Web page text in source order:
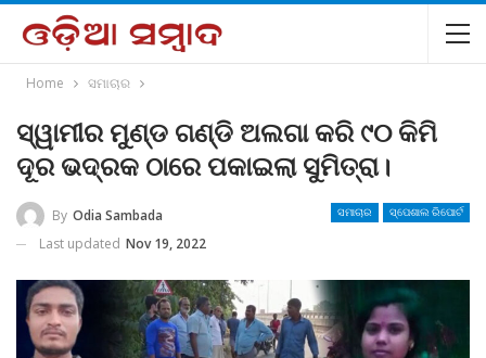
Home ସମାଚାର
ସ୍ୱାମୀର ମୁଣ୍ଡ ଗଣ୍ଡି ଅଲଗା କରି ୯୦ କିମି
ଦୂର ଭଦ୍ରକ ଠାରେ ପକାଇଲା ସୁମିତ୍ରା।
ସମାଚାର ସ୍ପେଶାଲ ରିପୋର୍ଟ
By Odia Sambada
Last updated Nov 19, 2022